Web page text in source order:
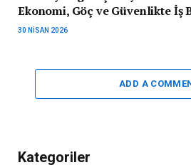
Ekonomi, Göç ve Güvenlikte İş
30 NISAN 2026
ADD A
Kategoriler